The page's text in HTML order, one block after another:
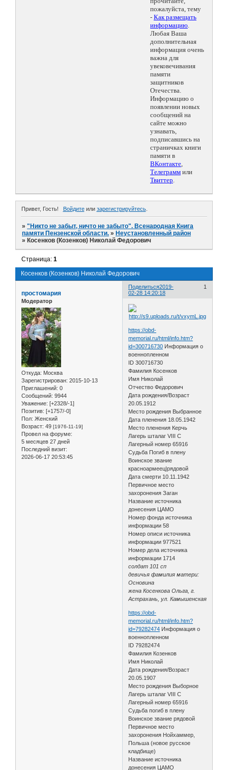
пожалуйста, тему
- Как размещать
информацию.
Любая Ваша
дополнительная
информация очень
важна для
увековечивания
памяти
защитников
Отечества.
Информацию о
появлении новых
сообщений на
сайте можно
узнавать,
подписавшись на
страничках книги
памяти в
ВКонтакте,
Телеграмм или
Твиттер.
Привет, Гость! Войдитеили зарегистрируйтесь.
»"Никто не забыт, ничто не забыто". Всенародная Книга
памяти Пензенской области. » Неустановленный район
» Косенков (Козенков) Николай Федорович
Косенков (Козенков) Николай Федорович
Страница:1
Поделиться 1
2019-
02-28 14:20:18
простомария
Модератор
Откуда: Москва
Зарегистрирован: 2015-10-13
Приглашений: 0
Сообщений: 9944
Уважение: [+2328/-1]
Позитив: [+1757/-0]
Пол: Женский
Возраст: 49 [1976-11-19]
Провел на форуме:
5 месяцев 27 дней
Последний визит:
2026-06-17 20:53:45
https://obd-
memorial.ru/html/info.htm?
id=300716730 Информация о
военнопленном
ID 300716730
Фамилия Косенков
Имя Николай
Отчество Федорович
Дата рождения/Возраст
20.05.1912
Место рождения Выбранное
Дата пленения 18.05.1942
Место пленения Керчь
Лагерь шталаг VIII C
Лагерный номер 65916
Судьба Погиб в плену
Воинское звание
красноармеец|рядовой
Дата смерти 10.11.1942
Первичное место
захоронения Заган
Название источника
донесения ЦАМО
Номер фонда источника
информации 58
Номер описи источника
информации 977521
Номер дела источника
информации 1714
солдат 101 сп
девичья фамилия матери:
Основина
жена Косенкова Ольга, г.
Астрахань, ул. Камышенская
https://obd-
memorial.ru/html/info.htm?
id=79282474 Информация о
военнопленном
ID 79282474
Фамилия Козенков
Имя Николай
Дата рождения/Возраст
20.05.1907
Место рождения Выборное
Лагерь шталаг VIII C
Лагерный номер 65916
Судьба погиб в плену
Воинское звание рядовой
Первичное место
захоронения Нойхаммер,
Польша (новое русское
кладбище)
Название источника
донесения ЦАМО